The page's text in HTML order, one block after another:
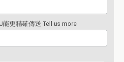
更精確傳送 Tell us more